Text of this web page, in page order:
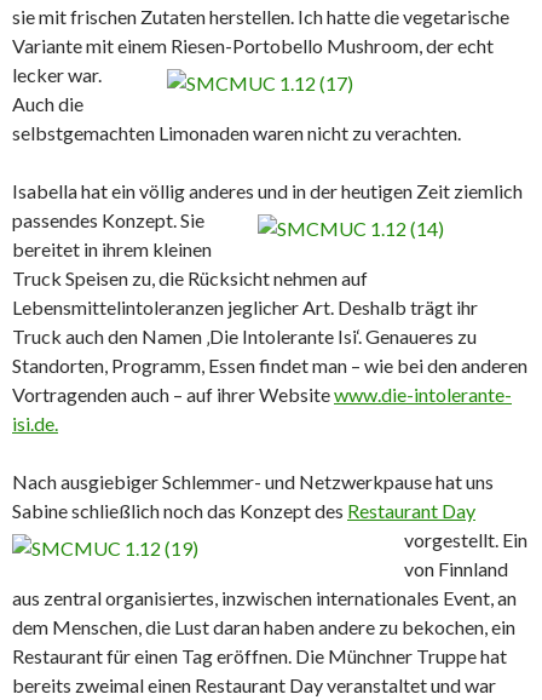
sie mit frischen Zutaten herstellen. Ich hatte die vegetarische
Variante mit einem Riesen-Portobello Mushroom, der echt
lecker war.
Auch die
selbstgemachten Limonaden waren nicht zu verachten.
Isabella hat ein völlig anderes und in der heutigen Zeit ziemlich
passendes Konzept. Sie
bereitet in ihrem kleinen
Truck Speisen zu, die Rücksicht nehmen auf
Lebensmittelintoleranzen jeglicher Art. Deshalb trägt ihr
Truck auch den Namen ‚Die Intolerante Isi‘. Genaueres zu
Standorten, Programm, Essen findet man – wie bei den anderen
Vortragenden auch – auf ihrer Websitewww.die-intolerante-
isi.de.
Nach ausgiebiger Schlemmer- und Netzwerkpause hat uns
Sabine schließlich noch das Konzept des Restaurant Day
vorgestellt. Ein
von Finnland
aus zentral organisiertes, inzwischen internationales Event, an
dem Menschen, die Lust daran haben andere zu bekochen, ein
Restaurant für einen Tag eröffnen. Die Münchner Truppe hat
bereits zweimal einen Restaurant Day veranstaltet und war